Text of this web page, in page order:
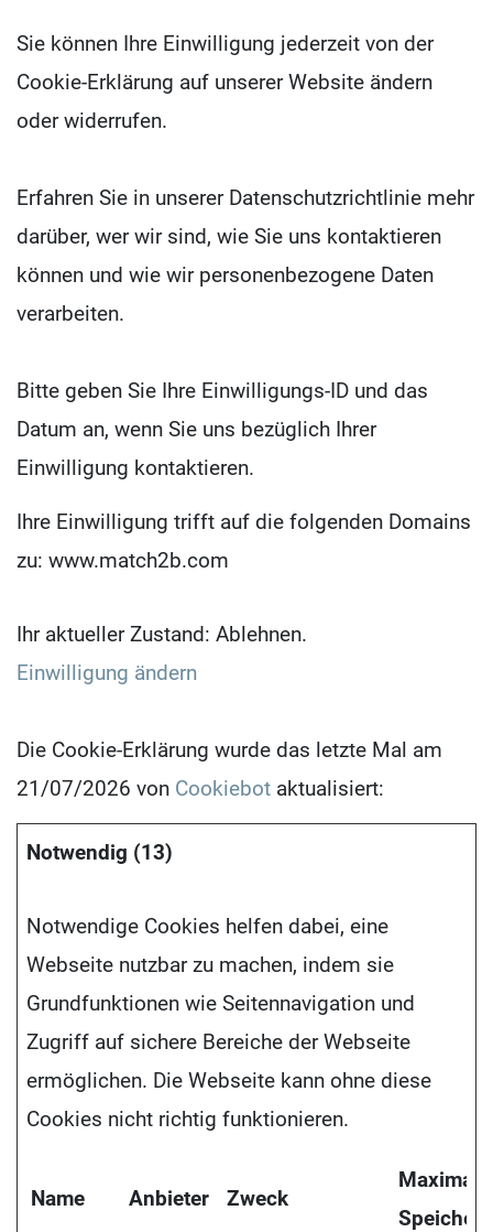
Sie können Ihre Einwilligung jederzeit von der
Cookie-Erklärung auf unserer Website ändern
oder widerrufen.
Erfahren Sie in unserer Datenschutzrichtlinie mehr
darüber, wer wir sind, wie Sie uns kontaktieren
können und wie wir personenbezogene Daten
verarbeiten.
Bitte geben Sie Ihre Einwilligungs-ID und das
Datum an, wenn Sie uns bezüglich Ihrer
Einwilligung kontaktieren.
Ihre Einwilligung trifft auf die folgenden Domains
zu: www.match2b.com
Ihr aktueller Zustand: Ablehnen.
Einwilligung ändern
Die Cookie-Erklärung wurde das letzte Mal am
21/07/2026 von Cookiebot aktualisiert:
Notwendig (13)
Notwendige Cookies helfen dabei, eine
Webseite nutzbar zu machen, indem sie
Grundfunktionen wie Seitennavigation und
Zugriff auf sichere Bereiche der Webseite
ermöglichen. Die Webseite kann ohne diese
Cookies nicht richtig funktionieren.
Name Anbieter Zweck
Maximale